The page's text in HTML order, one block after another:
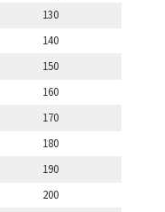
130
140
150
160
170
180
190
200